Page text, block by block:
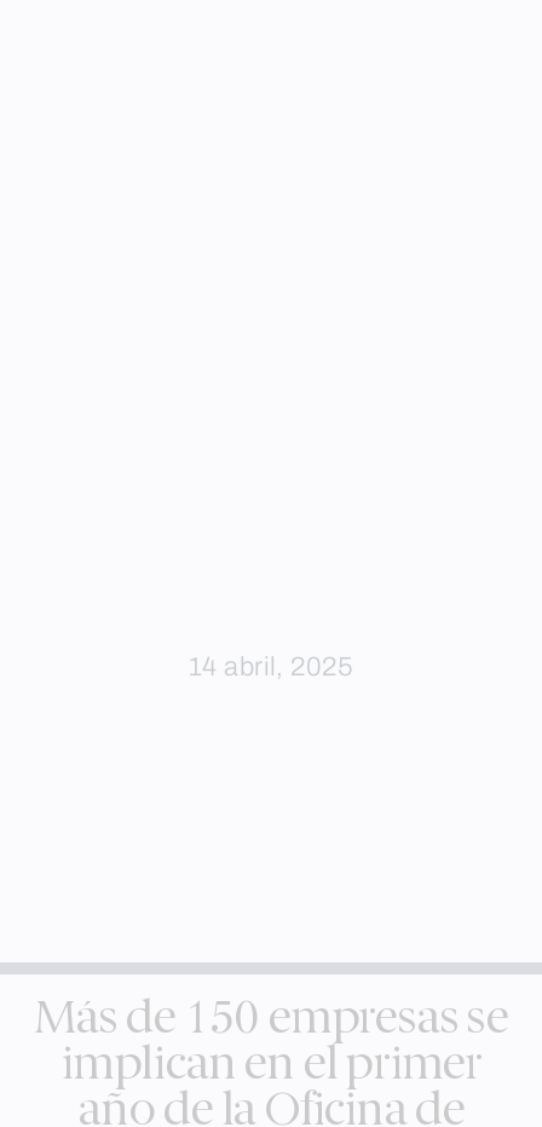
14 abril, 2025
Más de 150 empresas se
implican en el primer
año de la Oficina de